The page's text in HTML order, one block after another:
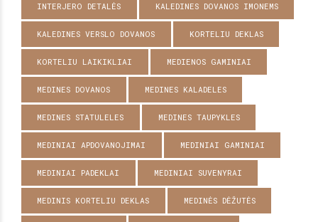
INTERJERO DETALĖS KALEDINES DOVANOS IMONEMS
KALEDINES VERSLO DOVANOS KORTELIU DEKLAS
KORTELIU LAIKIKLIAI MEDIENOS GAMINIAI
MEDINES DOVANOS MEDINES KALADELES
MEDINES STATULELES MEDINES TAUPYKLES
MEDINIAI APDOVANOJIMAI MEDINIAI GAMINIAI
MEDINIAI PADEKLAI MEDINIAI SUVENYRAI
MEDINIS KORTELIU DEKLAS MEDINĖS DĖŽUTĖS